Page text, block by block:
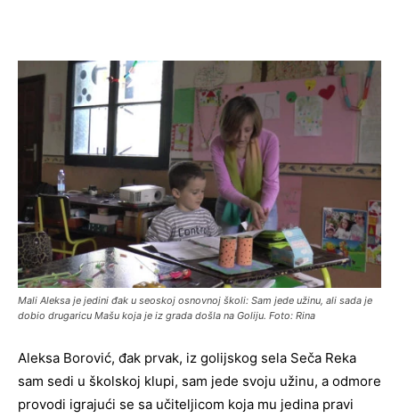
Mali Aleksa je jedini đak u seoskoj osnovnoj školi: Sam jede užinu, ali sada je
dobio drugaricu Mašu koja je iz grada došla na Goliju. Foto: Rina
Aleksa Borović, đak prvak, iz golijskog sela Seča Reka
sam sedi u školskoj klupi, sam jede svoju užinu, a odmore
provodi igrajući se sa učiteljicom koja mu jedina pravi